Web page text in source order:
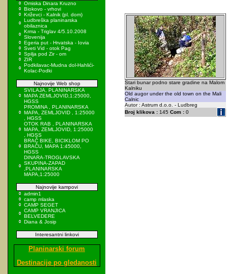
Omiska Dinara Kruzno
Biokovo - vrhovi
Križevci - Kalnik (pl. dom)
Ludbreška planinarska
obilaznica
Krma - Triglav 4/5.10.2008
Slovenija
Egeria put - Hrvatska - Iovia
Sveti Vid - otok Pag
Spilja pod Zir - om
ZIR
Podkilavac-Mudna dol-Hahlići-
Kolac-Podki
Najnovije Web shop
SVILAJA, PLANINARSKA
MAPA ZEMLJOVID,1:25000,
HGSS
PROMINA , PLANINARSKA
MAPA, ZEMLJOVID , 1:25000
, HGSS
OTOK RAB , PLANINARSKA
MAPA, ZEMLJOVID, 1:25000
, HGSS
BRAČ BIKE, BICIKLOM PO
BRAČU, MAPA 1:45000,
HGSS
DINARA-TROGLAVSKA
SKUPINA-ZAPAD
,PLANINARSKA
MAPA,1:25000
Najnovije kampovi
admin1
camp mlaska
CAMP SEGET
CAMP VRANJICA
BELVEDERE
Diana & Josip
Interesantni linkovi
Planinarski forum
Destinacije po gledanosti
Stari bunar podno stare gradine na Malom
Kalniku
Old augor under the old town on the Mali
Calnic
Autor : Astrum d.o.o. - Ludbreg
Broj klikova :145 Com :0